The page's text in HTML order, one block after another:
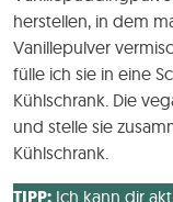
herstellen, in dem
Vanillepulver
fülle ich sie in eine
Kühlschrank. Die
und stelle sie
Kühlschrank.
TIPP: Ich kann dir